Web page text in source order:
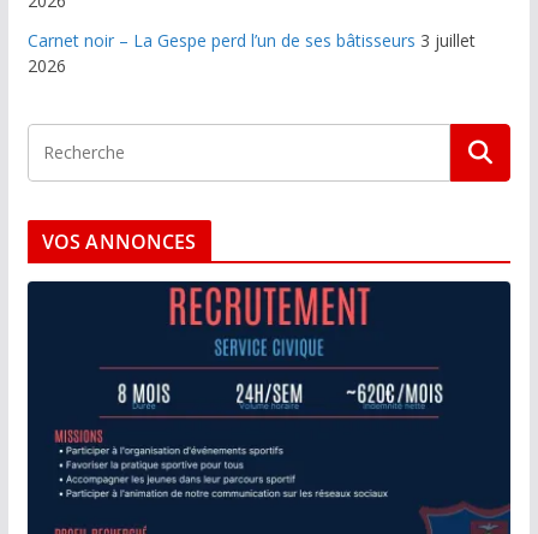
Carnet noir – La Gespe perd l’un de ses bâtisseurs 3 juillet
2026
VOS ANNONCES